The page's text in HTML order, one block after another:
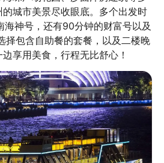
城市美景尽收眼底。多个出发时
海神号，还有90分钟的财富号以及
择包含自助餐的套餐，以及二楼晚
享用美食，行程无比舒心！